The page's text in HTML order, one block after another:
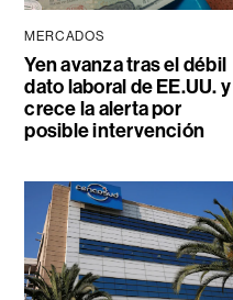
MERCADOS
Yen avanza tras el débil
dato laboral de EE.UU. y
crece la alerta por
posible intervención